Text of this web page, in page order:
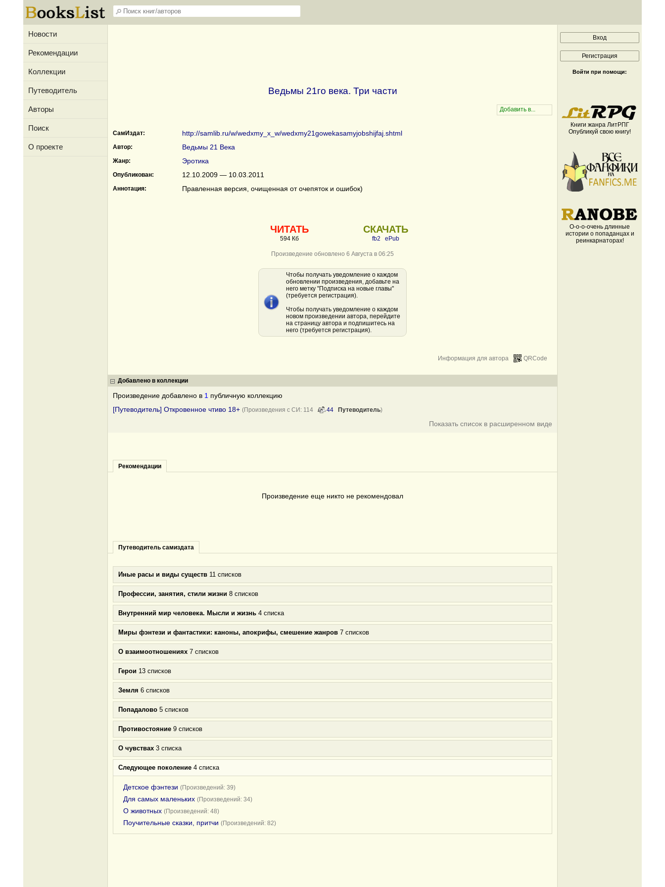
Новости
Рекомендации
Коллекции
Путеводитель
Авторы
Поиск
О проекте
Ведьмы 21го века. Три части
СамИздат: http://samlib.ru/w/wedxmy_x_w/wedxmy21gowekasamyjobshijfaj.shtml
Автор: Ведьмы 21 Века
Жанр: Эротика
Опубликован: 12.10.2009 — 10.03.2011
Аннотация: Правленная версия, очищенная от очепяток и ошибок)
ЧИТАТЬ
594 Кб
СКАЧАТЬ
fb2 ePub
Произведение обновлено 6 Августа в 06:25
Чтобы получать уведомление о каждом
обновлении произведения, добавьте на
него метку "Подписка на новые главы"
(требуется регистрация).
Чтобы получать уведомление о каждом
новом произведении автора, перейдите
на страницу автора и подпишитесь на
него (требуется регистрация).
QRCode
Информация для автора
Добавлено в коллекции
Произведение добавлено в 1 публичную коллекцию
[Путеводитель] Откровенное чтиво 18+ (Произведения с СИ: 114 44 Путеводитель)
Показать список в расширенном виде
Рекомендации
Произведение еще никто не рекомендовал
Путеводитель самиздата
Иные расы и виды существ 11 списков
Профессии, занятия, стили жизни 8 списков
Внутренний мир человека. Мысли и жизнь 4 списка
Миры фэнтези и фантастики: каноны, апокрифы, смешение жанров 7 списков
О взаимоотношениях 7 списков
Герои 13 списков
Земля 6 списков
Попадалово 5 списков
Противостояние 9 списков
О чувствах 3 списка
Следующее поколение 4 списка
Детское фэнтези (Произведений: 39)
Для самых маленьких (Произведений: 34)
О животных (Произведений: 48)
Поучительные сказки, притчи (Произведений: 82)
Войти при помощи:
Книги жанра ЛитРПГ
Опубликуй свою книгу!
О-о-о-очень длинные
истории о попаданцах и
реинкарнаторах!